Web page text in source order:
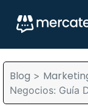
Blog >
Negocios: Guía